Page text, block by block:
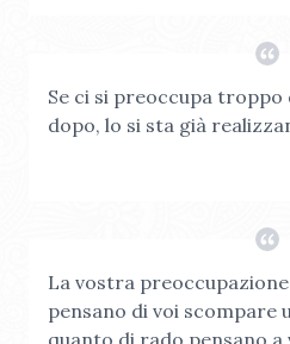
Se ci si preoccupa troppo
dopo, lo si sta già
La vostra
pensano di voi scompare
quanto di rado pensano a